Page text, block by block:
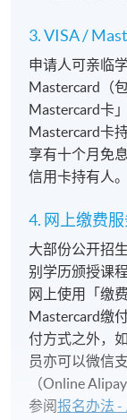
3. VISA /
申请人可亲临
Mastercard（
Mastercard卡
Mastercard卡
享有十个月免
信用卡持有人
4. 网上缴费
大部份公开招
别学历颁授课
网上使用「缴
Mastercard缴
付方式之外，
员亦可以微信
（Online
参阅报名办法 -